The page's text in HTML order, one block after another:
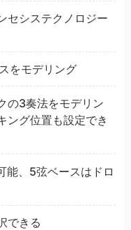
セシステクノロジー
をモデリング
の3奏法をモデリン
ング位置も設定でき
能、5弦ベースはドロ
できる